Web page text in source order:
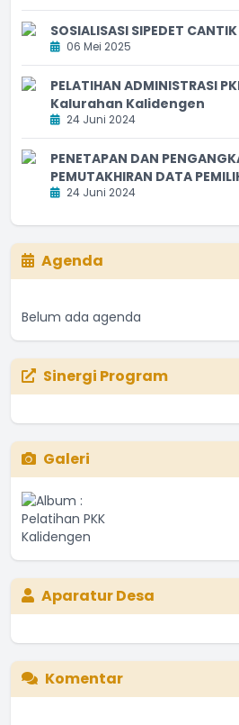
SOSIALISASI SIPEDET
06 Mei 2025
PELATIHAN ADMINISTRASI
Kalurahan Kalidengen
24 Juni 2024
PENETAPAN DAN
PEMUTAKHIRAN DATA
24 Juni 2024
Agenda
Belum ada agenda
Sinergi Program
Galeri
Aparatur Desa
Komentar